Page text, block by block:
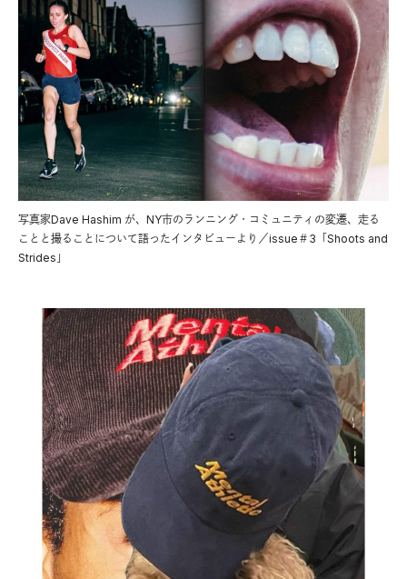
写真家Dave Hashim が、NY市のランニング・コミュニティの変遷、走る
ことと撮ることについて語ったインタビューより／issue＃3「Shoots and
Strides」